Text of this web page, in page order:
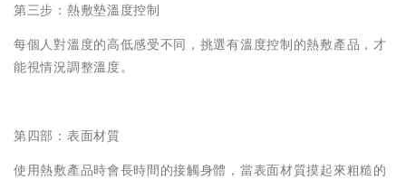
第三步：熱敷墊溫度控制
每個人對溫度的高低感受不同，挑選有溫度控制的熱敷產品，才
能視情況調整溫度。
第四部：表面材質
使用熱敷產品時會長時間的接觸身體，當表面材質摸起來粗糙的